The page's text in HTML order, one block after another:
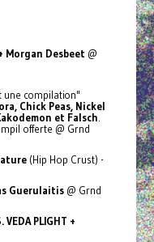
Morgan Desbeet @
une compilation"
Chick Peas, Nickel
et Falsch
offerte @ Grnd
(Hip Hop Crust) -
Guerulaitis@ Grnd
VEDA PLIGHT +